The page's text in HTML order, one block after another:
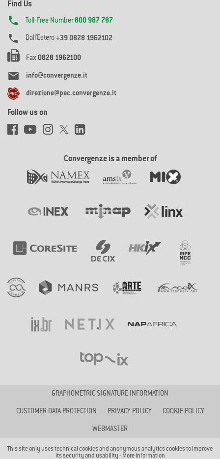
Find Us
 Toll-Free Number800 987 787
 Dall'Estero +39 0828 1962102
Fax 0828 1962100
 info@convergenze.it
direzione@pec.convergenze.it
Follow us on
Convergenze is a member of
GRAPHOMETRIC SIGNATURE INFORMATION
CUSTOMER DATA PROTECTION PRIVACY POLICY COOKIE POLICY
WEBMASTER
This site only uses technical cookies and anonymous analytics cookies to improve
its security and usability - More information